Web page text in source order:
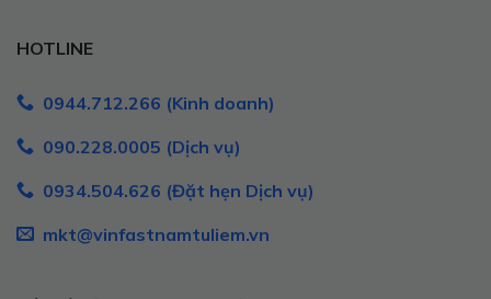
HOTLINE
0944.712.266 (Kinh doanh)
090.228.0005 (Dịch vụ)
0934.504.626 (Đặt hẹn Dịch vụ)
mkt@vinfastnamtuliem.vn